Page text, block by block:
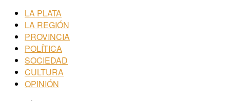
LA PLATA
LA REGIÓN
PROVINCIA
POLÍTICA
SOCIEDAD
CULTURA
OPINIÓN